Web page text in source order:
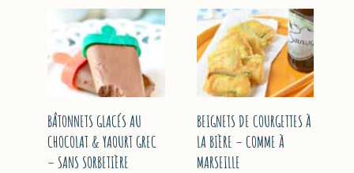
&
FLEUR
D’ORANGER
AU
CITRON
&
BASILIC
BÂTONNETS GLACÉS AU
CHOCOLAT & YAOURT GREC
– SANS SORBETIÈRE
BEIGNETS DE COURGETTES À
LA BIÈRE – COMME À
MARSEILLE